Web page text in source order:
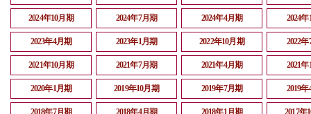
2024年10月期 2024年7月期 2024年4月期 2024
2023年4月期 2023年1月期 2022年10月期 2022
2021年10月期 2021年7月期 2021年4月期 2021
2020年1月期 2019年10月期 2019年7月期 2019
2018年7月期 2018年4月期 2018年1月期 2017年